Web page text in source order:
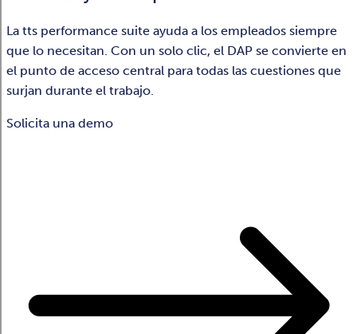
La tts performance suite ayuda a los empleados siempre
que lo necesitan. Con un solo clic, el DAP se convierte en
el punto de acceso central para todas las cuestiones que
surjan durante el trabajo.
Solicita una demo